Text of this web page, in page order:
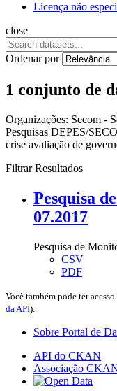
Licença não
close
Ordenar por
1 conjunto de
Organizações: Secom -
Pesquisas DEPES/
crise avaliação de
Filtrar Resultados
Pesquisa
07.2017
Pesquisa de
CSV
PDF
Você também pode ter
da API).
Sobre Portal de
API do CKAN
Associação